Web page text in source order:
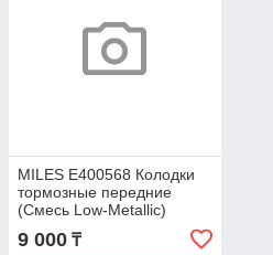
MILES E400568 Колодки
тормозные передние
(Смесь Low-Metallic)
D11424
9 000 ₸